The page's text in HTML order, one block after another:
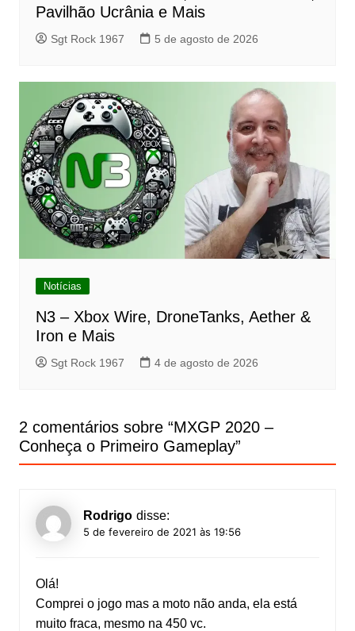
Pavilhão Ucrânia e Mais
Sgt Rock 1967 5 de agosto de 2026
Notícias
N3 – Xbox Wire, DroneTanks, Aether &
Iron e Mais
Sgt Rock 1967 4 de agosto de 2026
2 comentários sobre “MXGP 2020 –
Conheça o Primeiro Gameplay”
Rodrigo disse:
5 de fevereiro de 2021 às 19:56
Olá!
Comprei o jogo mas a moto não anda, ela está
muito fraca, mesmo na 450 vc.